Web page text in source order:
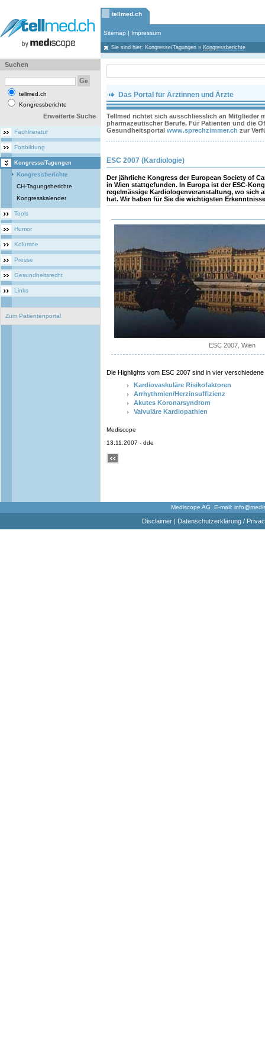
tellmed.ch
Sitemap | Impressum
Sie sind hier: Kongresse/Tagungen » Kongressberichte
Suchen
tellmed.ch
Kongressberichte
Erweiterte Suche
Fachliteratur
Fortbildung
Kongresse/Tagungen
Kongressberichte
CH-Tagungsberichte
Kongresskalender
Tools
Humor
Kolumne
Presse
Gesundheitsrecht
Links
Zum Patientenportal
Das Portal für Ärztinnen und Ärzte
Tellmed richtet sich ausschliesslich an Mitglieder
pharmazeutischer Berufe. Für Patienten und die
Gesundheitsportal www.sprechzimmer.ch zur
ESC 2007 (Kardiologie)
Der jährliche Kongress der European Society of
in Wien stattgefunden. In Europa ist der ESC-
regelmässige Kardiologenveranstaltung, wo sich
hat. Wir haben für Sie die wichtigsten
ESC 2007, Wien
Die Highlights vom ESC 2007 sind in vier
Kardiovaskuläre Risikofaktoren
Arrhythmien/Herzinsuffizienz
Akutes Koronarsyndrom
Valvuläre Kardiopathien
Mediscope
13.11.2007 - dde
Mediscope AG E-mail:
Disclaimer| Datenschutzerklärung /